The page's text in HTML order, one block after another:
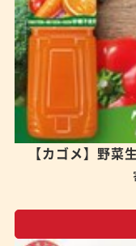
【カゴメ】野